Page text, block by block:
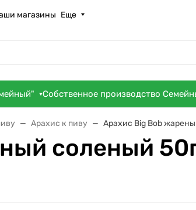
магазины Еще
Собственное производство
Арахис к пиву Арахис Вig Bob
соленый